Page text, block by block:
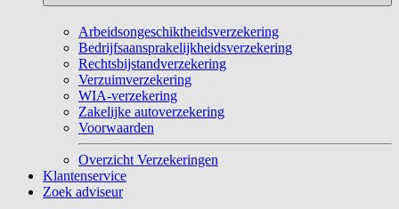
Arbeidsongeschiktheidsverzekering
Bedrijfsaansprakelijkheidsverzekering
Rechtsbijstandverzekering
Verzuimverzekering
WIA-verzekering
Zakelijke autoverzekering
Voorwaarden
Overzicht Verzekeringen
Klantenservice
Zoek adviseur